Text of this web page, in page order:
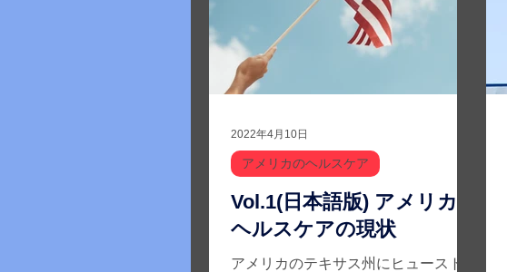
Vol.1(日本語版) アメリカの
ヘルスケアの現状
アメリカのテキサス州にヒューストン
アメリカのヘルスケア
2022年4月10日